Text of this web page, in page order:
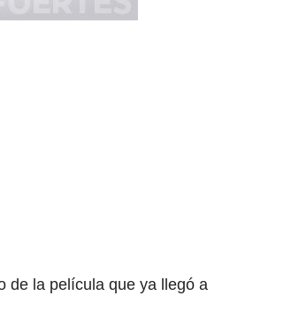
de la película que ya llegó a